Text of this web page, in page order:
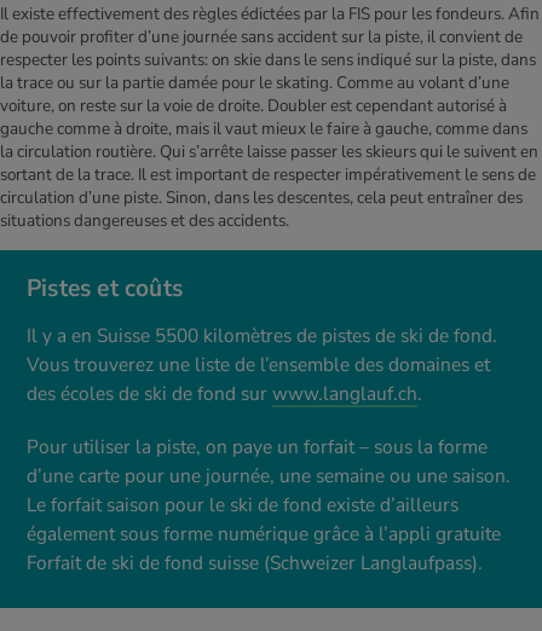
Pistes et coûts
Il y a en Suisse 5500 kilomètres de pistes de ski de fond.
Vous trouverez une liste de l’ensemble des domaines et
des écoles de ski de fond surwww.langlauf.ch.
Pour utiliser la piste, on paye un forfait – sous la forme
d’une carte pour une journée, une semaine ou une saison.
Le forfait saison pour le ski de fond existe d’ailleurs
également sous forme numérique grâce à l’appli gratuite
Forfait de ski de fond suisse (Schweizer Langlaufpass).
Il existe effectivement des règles édictées par la FIS pour les fondeurs. Afin
de pouvoir profiter d’une journée sans accident sur la piste, il convient de
respecter les points suivants: on skie dans le sens indiqué sur la piste, dans
la trace ou sur la partie damée pour le skating. Comme au volant d’une
voiture, on reste sur la voie de droite. Doubler est cependant autorisé à
gauche comme à droite, mais il vaut mieux le faire à gauche, comme dans
la circulation routière. Qui s’arrête laisse passer les skieurs qui le suivent en
sortant de la trace. Il est important de respecter impérativement le sens de
circulation d’une piste. Sinon, dans les descentes, cela peut entraîner des
situations dangereuses et des accidents.